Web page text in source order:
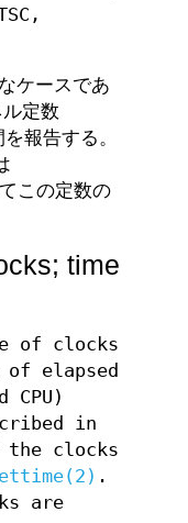
ケースであ
定数
報告する。
この定数の
time
of clocks
of elapsed
in
clocks
.
are